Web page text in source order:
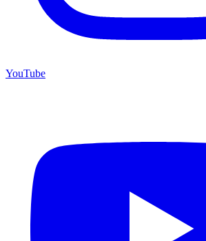
YouTube